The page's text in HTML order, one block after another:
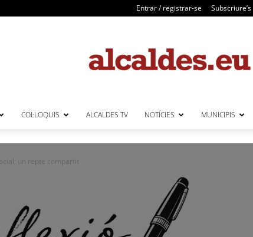
Entrar / registrar-se Subscriure’s
COL·LOQUIS ALCALDES TV NOTÍCIES MUNICIPIS
un repte compartit